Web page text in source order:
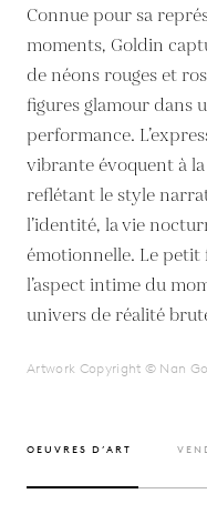
Connue pour sa
moments, Goldin
de néons rouges et
figures glamour dans
performance.
vibrante évoquent à
reflétant le style
l’identité, la vie
émotionnelle. Le
l’aspect intime du
univers de réalité
Artwork Copyright © Nan
OEUVRES D’ART